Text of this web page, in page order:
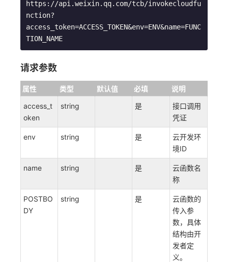
https://api.weixin.qq.com/tcb/invokecloudfu
nction?
access_token=ACCESS_TOKEN&env=ENV&name=FUNC
请求参数
属性 类型 默认值 必填
说明
access_t
oken
string 是
接口调用
凭证
env string 是
云开发环
境ID
name string 是
云函数名
称
POSTBO
DY
string 是
云函数的
传入参
数，具体
结构由开
发者定
义。